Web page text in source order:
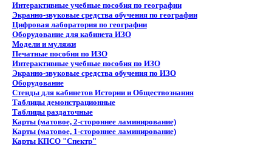
Интерактивные учебные пособия по географии
Экранно-звуковые средства обучения по географии
Цифровая лаборатория по географии
Оборудование для кабинета ИЗО
Модели и муляжи
Печатные пособия по ИЗО
Интерактивные учебные пособия по ИЗО
Экранно-звуковые средства обучения по ИЗО
Оборудование
Стенды для кабинетов Истории и Обществознания
Таблицы демонстрационные
Таблицы раздаточные
Карты (матовое, 2-стороннее ламинирование)
Карты (матовое, 1-стороннее ламинирование)
Карты КПСО "Спектр"